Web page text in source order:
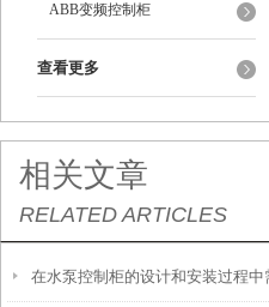
ABB变频控制柜
查看更多
相关文章
RELATED ARTICLES
在水泵控制柜的设计和安装过程中